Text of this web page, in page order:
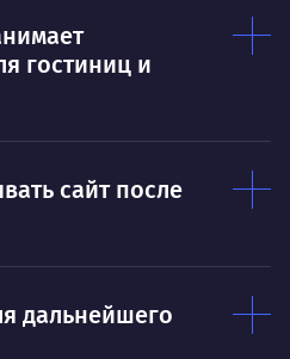
не могу.
О
гостиниц и
сайт после
дальнейшего